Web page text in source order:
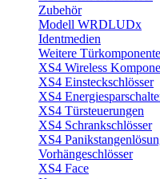
Zubehör
Modell WRDLUDx
Identmedien
Weitere
XS4 Wireless
XS4 Einsteckschlösser
XS4
XS4 Türsteuerungen
XS4 Schrankschlösser
XS4
Vorhängeschlösser
XS4 Face